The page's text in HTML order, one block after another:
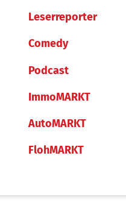
Leserreporter
Comedy
Podcast
ImmoMARKT
AutoMARKT
FlohMARKT